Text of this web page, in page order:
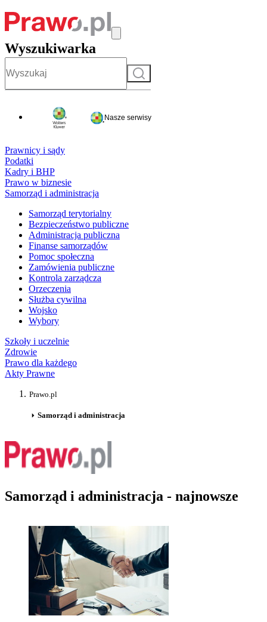
Wyszukiwarka
Szukaj
Nasze serwisy
Prawnicy i sądy
Podatki
Kadry i BHP
Prawo w biznesie
Samorząd i administracja
Samorząd terytorialny
Bezpieczeństwo publiczne
Administracja publiczna
Finanse samorządów
Pomoc społeczna
Zamówienia publiczne
Kontrola zarządcza
Orzeczenia
Służba cywilna
Wojsko
Wybory
Szkoły i uczelnie
Zdrowie
Prawo dla każdego
Akty Prawne
Prawo.pl
Samorząd i administracja
Samorząd i administracja - najnowsze